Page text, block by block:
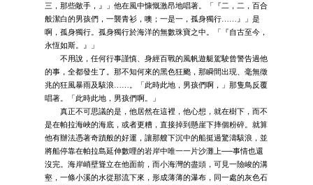
三，那些敵手，』」他在風中慷慨激昂地唱著。「『二，二，百合
般潔白的男孩們，一襲青衫，噢；一是一，孤身獨行……』」是
啊，孤身獨行。孤身獨行於海洋的無數珠寶之中。「『自古至今，
永恆如斯。』」
不用說，任何行事謹慎、身經百戰的風帆遊艇駕駛曾警告過他
的事，全都發生了。那不知何來的黑色狂颮，那瞬間出現、毫無徵
兆的狂風暴雨及駭浪……。「此時此地，男孩們啊，」那隻鳥反覆
唱著。「此時此地，男孩們啊。」
真正不可思議的是，他居然在這裡，他心想，就在樹下，而不
是在帕拉海峽的海底，或者更糟，直接掉到懸崖下摔個粉碎。就算
他有辦法憑著奇蹟般的好運，讓那艘下沉中的船挺過驚濤駭浪，並
將船停靠在帕拉島延伸數哩的岩岸中唯一一片沙灘上──事情也還
沒完。海岸峭壁聳立在他面前，而小海灣的盡頭，可見一險峻的溝
壑，一條小溪的水從那流下來，形成薄薄的瀑布，同一處的灰色石